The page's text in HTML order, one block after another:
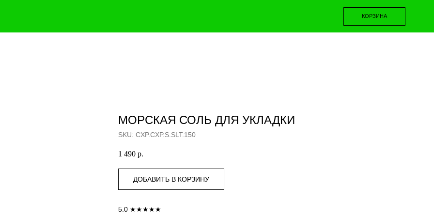
МОРСКАЯ СОЛЬ ДЛЯ УКЛАДКИ
SKU: CXP.CXP.S.SLT.150
1 490 р.
ДОБАВИТЬ В КОРЗИНУ
5.0 ★★★★★